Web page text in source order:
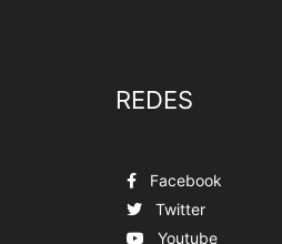
REDES
Facebook
Twitter
Youtube